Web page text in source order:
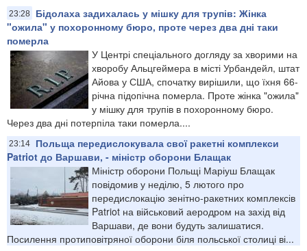
23:28
Бідолаха задихалась у мішку для трупів: Жінка
"ожила" у похоронному бюро, проте через два дні таки
померла
У Центрі спеціального догляду за хворими на
хворобу Альцгеймера в місті Урбандейл, штат
Айова у США, спочатку вирішили, що їхня 66-
річна підопічна померла. Проте жінка "ожила"
у мішку для трупів в похоронному бюро.
Через два дні потерпіла таки померла....
23:14
Польща передислокувала свої ракетні комплекси
Patriot до Варшави, - міністр оборони Блащак
Міністр оборони Польщі Маріуш Блащак
повідомив у неділю, 5 лютого про
передислокацію зенітно-ракетних комплексів
Patriot на військовий аеродром на захід від
Варшави, де вони будуть залишатися.
Посилення протиповітряної оборони біля польської столиці ві...